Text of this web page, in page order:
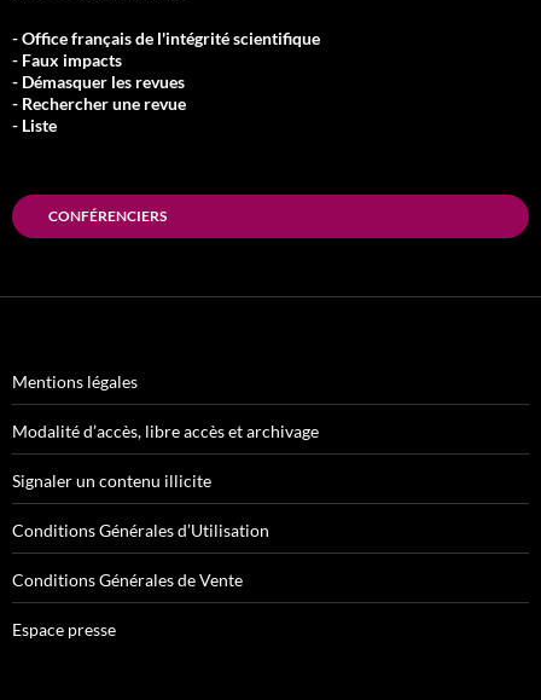
- Office français de l'intégrité scientifique
- Faux impacts
- Démasquer les revues
- Rechercher une revue
- Liste
CONFÉRENCIERS
Mentions légales
Modalité d’accès, libre accès et archivage
Signaler un contenu illicite
Conditions Générales d’Utilisation
Conditions Générales de Vente
Espace presse